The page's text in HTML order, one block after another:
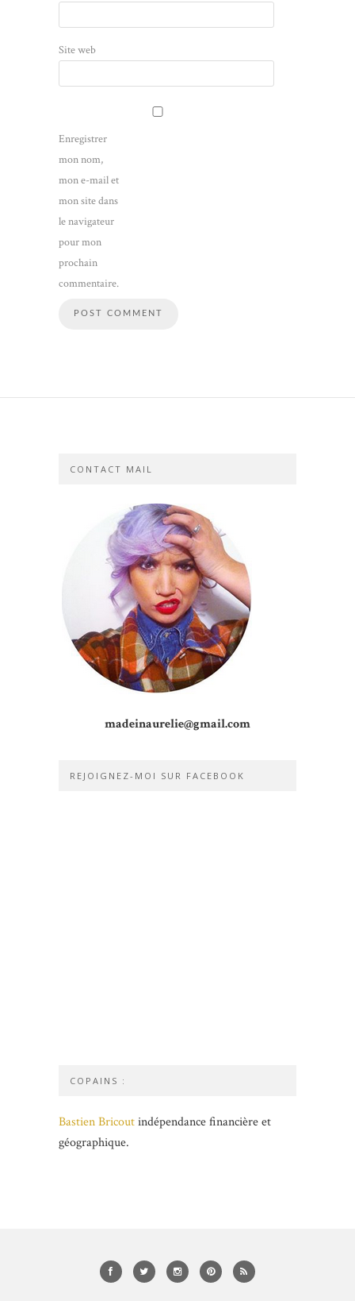
Site web
Enregistrer
mon nom,
mon e-mail et
mon site dans
le navigateur
pour mon
prochain
commentaire.
CONTACT MAIL
madeinaurelie@gmail.com
REJOIGNEZ-MOI SUR FACEBOOK
COPAINS :
Bastien Bricoutindépendance financière et
géographique.